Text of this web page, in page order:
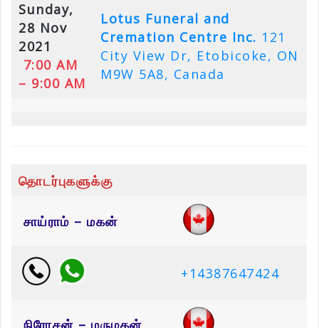
Sunday,
28 Nov
2021
7:00 AM
– 9:00 AM
Lotus Funeral and
Cremation Centre Inc. 121
City View Dr, Etobicoke, ON
M9W 5A8, Canada
தொடர்புகளுக்கு
சாய்ராம் – மகன்
+14387647424
நிரோசன் – மருமகன்